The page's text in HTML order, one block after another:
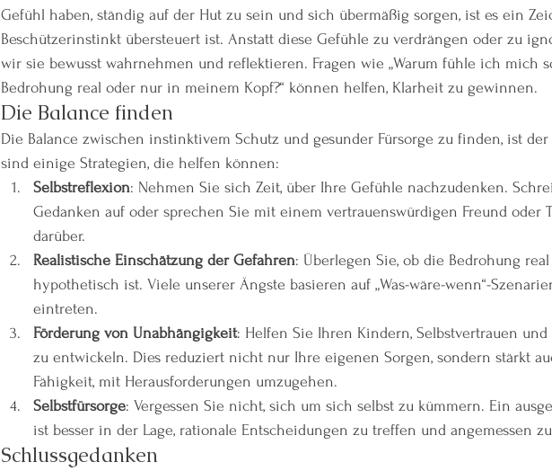
Gefühl haben, ständig auf der Hut zu sein und sich übermäßig sorgen, ist es ein
Beschützerinstinkt übersteuert ist. Anstatt diese Gefühle zu verdrängen oder zu
wir sie bewusst wahrnehmen und reflektieren. Fragen wie „Warum fühle ich mich
Bedrohung real oder nur in meinem Kopf?“ können helfen, Klarheit zu gewinnen.
Die Balance finden
Die Balance zwischen instinktivem Schutz und gesunder Fürsorge zu finden, ist der
sind einige Strategien, die helfen können:
Selbstreflexion: Nehmen Sie sich Zeit, über Ihre Gefühle nachzudenken.
Gedanken auf oder sprechen Sie mit einem vertrauenswürdigen Freund oder
darüber.
Realistische Einschätzung der Gefahren: Überlegen Sie, ob die Bedrohung
hypothetisch ist. Viele unserer Ängste basieren auf „Was-wäre-wenn“-
eintreten.
Förderung von Unabhängigkeit: Helfen Sie Ihren Kindern, Selbstvertrauen
zu entwickeln. Dies reduziert nicht nur Ihre eigenen Sorgen, sondern stärkt
Fähigkeit, mit Herausforderungen umzugehen.
Selbstfürsorge: Vergessen Sie nicht, sich um sich selbst zu kümmern. Ein
ist besser in der Lage, rationale Entscheidungen zu treffen und angemessen
Schlussgedanken